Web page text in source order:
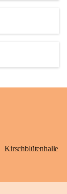
Kirschblütenhalle